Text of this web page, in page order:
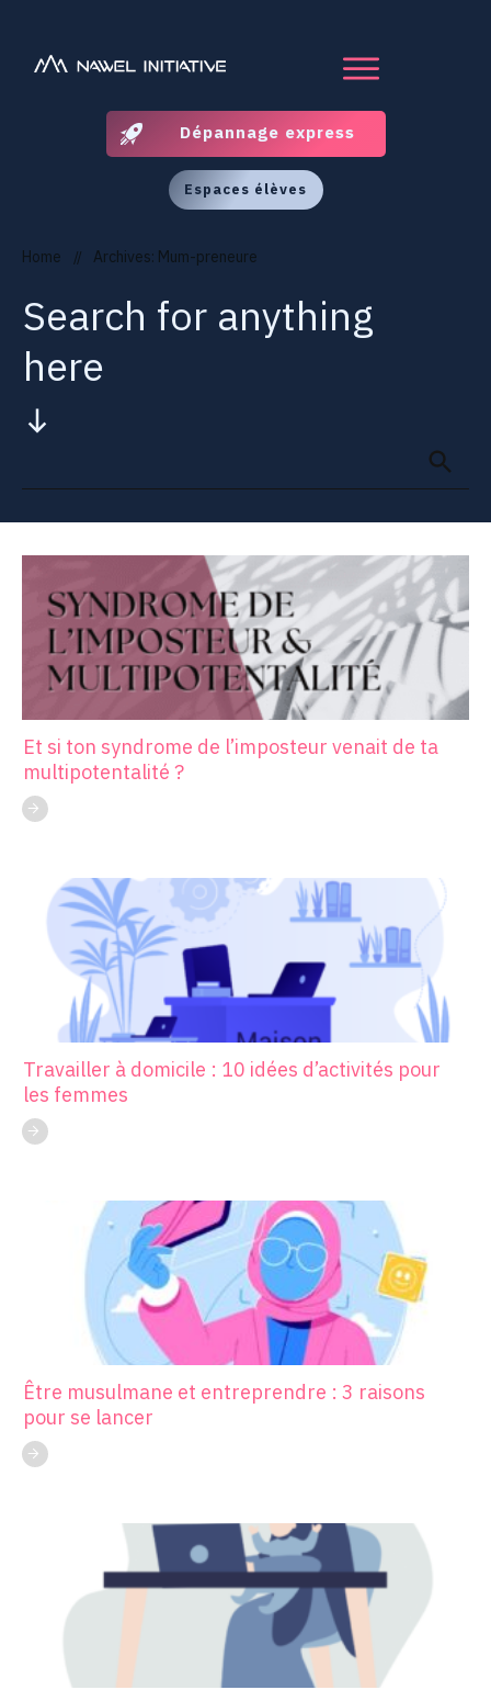
Dépannage express
Espaces élèves
Home // Archives: Mum-preneure
Search for anything
here
Et si ton syndrome de l’imposteur venait de ta
multipotentalité ?
Travailler à domicile : 10 idées d’activités pour
les femmes
Être musulmane et entreprendre : 3 raisons
pour se lancer